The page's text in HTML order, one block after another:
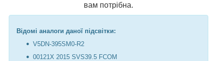
вам потрібна.
Відомі аналоги даної підсвітки:
V5DN-395SM0-R2
00121X 2015 SVS39.5 FCOM